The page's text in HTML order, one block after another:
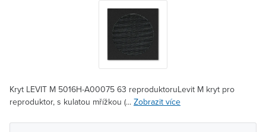
Kryt LEVIT M 5016H-A00075 63 reproduktoruLevit M kryt pro
reproduktor, s kulatou mřížkou (... Zobrazit více